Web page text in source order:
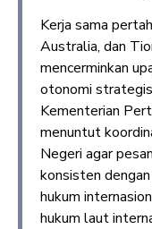
Kerja sama
Australia, dan
mencerminkan
otonomi
Kementerian
menuntut
Negeri agar
konsisten
hukum
hukum laut